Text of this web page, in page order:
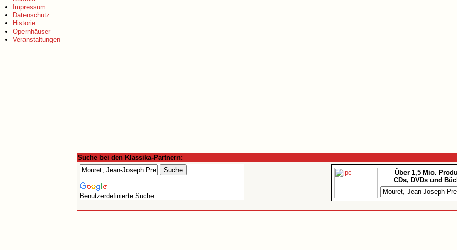
Impressum
Datenschutz
Historie
Opernhäuser
Veranstaltungen
Suche bei den Klassika-Partnern:
Benutzerdefinierte Suche
Über 1,5 Mio.
CDs, DVDs und